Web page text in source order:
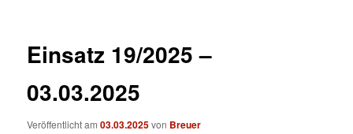
Einsatz 19/2025 –
03.03.2025
Veröffentlicht am03.03.2025von Breuer